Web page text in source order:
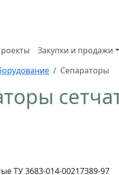
Закупки и продажи
Сепараторы